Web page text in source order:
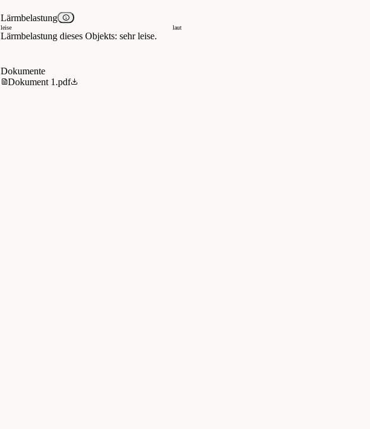
Lärmbelastung
leise laut
Lärmbelastung dieses Objekts: sehr leise.
Dokumente
Dokument 1.pdf